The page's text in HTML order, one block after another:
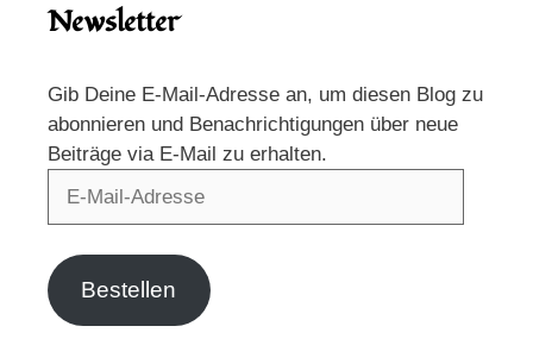
Newsletter
Gib Deine E-Mail-Adresse an, um diesen Blog zu
abonnieren und Benachrichtigungen über neue
Beiträge via E-Mail zu erhalten.
Bestellen